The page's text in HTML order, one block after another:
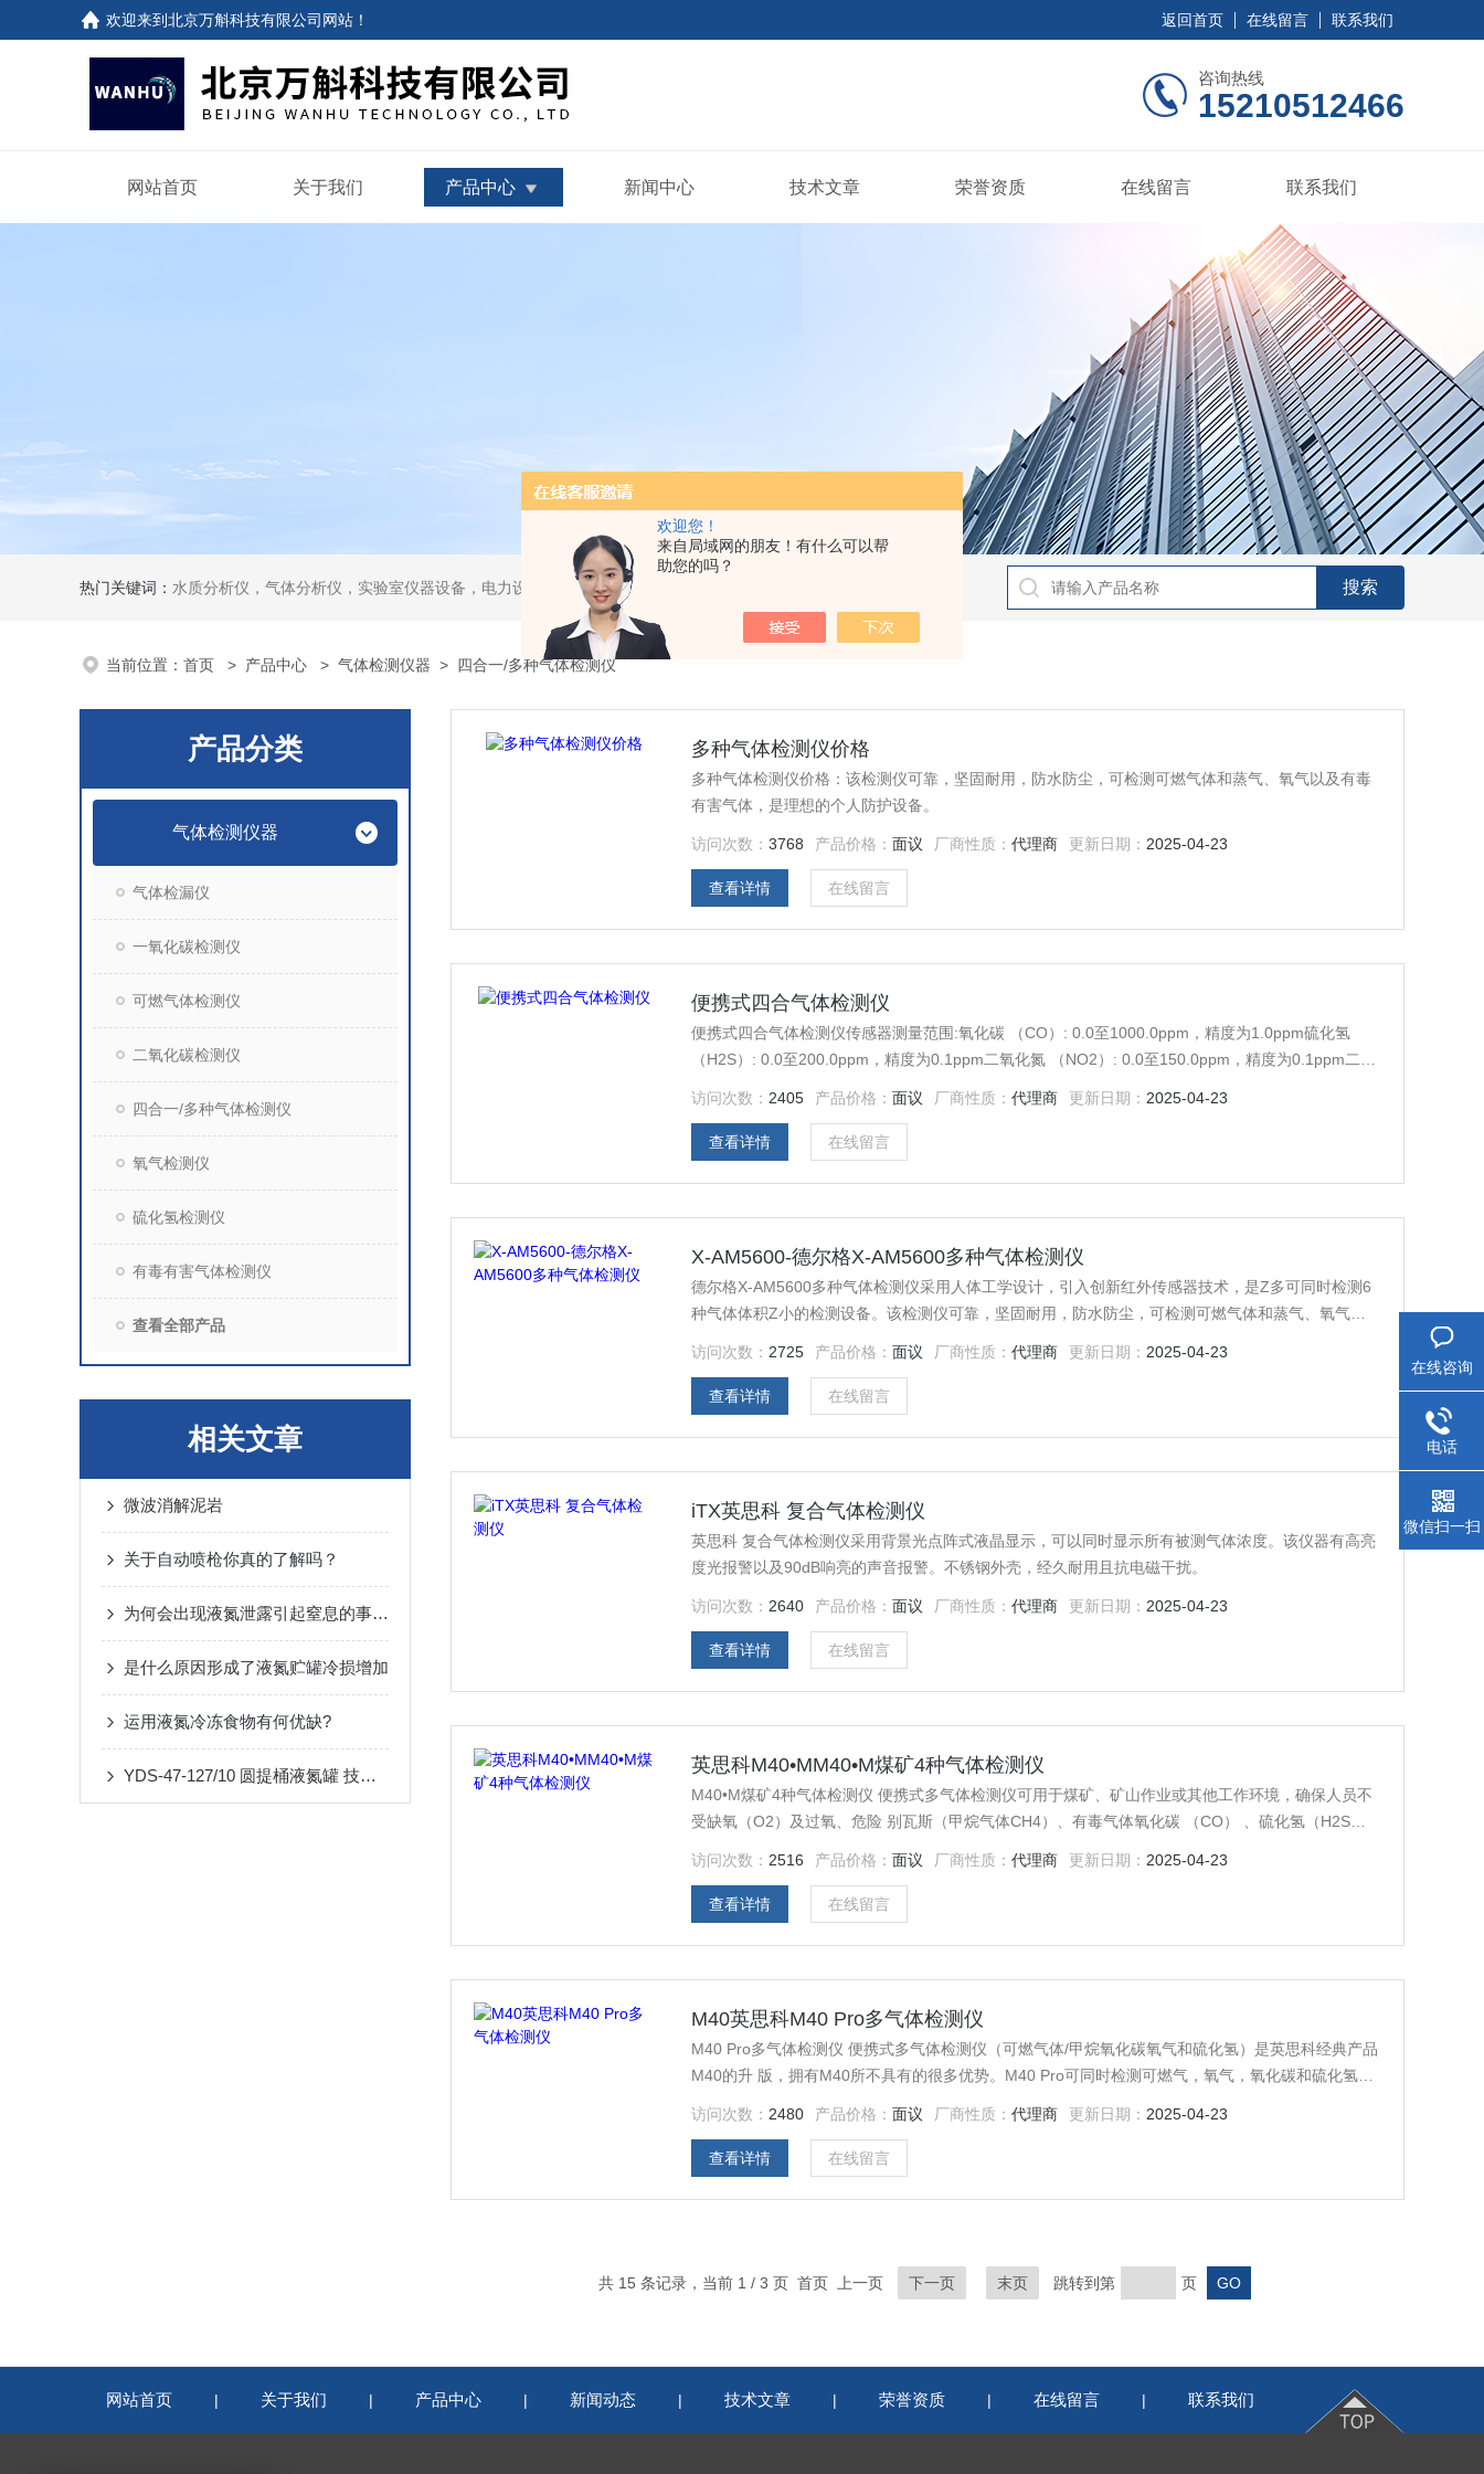
欢迎您！
来自局域网的朋友！有什么可以帮
助您的吗？
欢迎来到北京万斛科技有限公司网站 ！ 返回首页 在线留言 联系我们
咨询热线
15210512466
网站首页 关于我们 产品中心 新闻中心 技术文章 荣誉资质 在线留言 联系我们
热门关键词： 水质分析仪，气体分析仪，实验室仪器设备，电力设备、无损检测。
当前位置： 首页 > 产品中心 > 气体检测仪器 > 四合一/多种气体检测仪
产品分类
气体检测仪器
气体检漏仪
一氧化碳检测仪
可燃气体检测仪
二氧化碳检测仪
四合一/多种气体检测仪
氧气检测仪
硫化氢检测仪
有毒有害气体检测仪
查看全部产品
相关文章
微波消解泥岩
关于自动喷枪你真的了解吗？
为何会出现液氮泄露引起窒息的事件?
是什么原因形成了液氮贮罐冷损增加
运用液氮冷冻食物有何优缺?
YDS-47-127/10 圆提桶液氮罐 技术详解
多种气体检测仪价格
多种气体检测仪价格：该检测仪可靠，坚固耐用，防水防尘，可检测可燃气体和蒸气、氧气以及有毒
有害气体，是理想的个人防护设备。
访问次数：3768 产品价格：面议 厂商性质：代理商 更新日期： 2025-04-23
查看详情 在线留言
便携式四合气体检测仪
便携式四合气体检测仪传感器测量范围:氧化碳 （CO）: 0.0至1000.0ppm，精度为1.0ppm硫化氢
（H2S）: 0.0至200.0ppm，精度为0.1ppm二氧化氮 （NO2）: 0.0至150.0ppm，精度为0.1ppm二氧
访问次数： 2405 产品价格：面议 厂商性质：代理商 更新日期： 2025-04-23
查看详情 在线留言
X-AM5600-德尔格X-AM5600多种气体检测仪
德尔格X-AM5600多种气体检测仪采用人体工学设计，引入创新红外传感器技术，是Z多可同时检测6
种气体体积Z小的检测设备。该检测仪可靠，坚固耐用，防水防尘，可检测可燃气体和蒸气、氧气以
可保持Z佳性能
访问次数： 2725 产品价格：面议 厂商性质：代理商 更新日期： 2025-04-23
查看详情 在线留言
iTX英思科 复合气体检测仪
英思科 复合气体检测仪采用背景光点阵式液晶显示，可以同时显示所有被测气体浓度。该仪器有高亮
度光报警以及90dB响亮的声音报警。不锈钢外壳，经久耐用且抗电磁干扰。
访问次数： 2640 产品价格：面议 厂商性质：代理商 更新日期： 2025-04-23
查看详情 在线留言
英思科M40•MM40•M煤矿4种气体检测仪
M40•M煤矿4种气体检测仪 便携式多气体检测仪可用于煤矿、矿山作业或其他工作环境，确保人员不
受缺氧（O2）及过氧、危险 别瓦斯（甲烷气体CH4）、有毒气体氧化碳 （CO） 、硫化氢（H2S）
访问次数： 2516 产品价格：面议 厂商性质：代理商 更新日期： 2025-04-23
查看详情 在线留言
M40英思科M40 Pro多气体检测仪
M40 Pro多气体检测仪 便携式多气体检测仪（可燃气体/甲烷氧化碳氧气和硫化氢）是英思科经典产品
M40的升 版，拥有M40所不具有的很多优势。M40 Pro可同时检测可燃气，氧气，氧化碳和硫化氢。
访问次数： 2480 产品价格：面议 厂商性质：代理商 更新日期： 2025-04-23
查看详情 在线留言
共 15 条记录，当前 1 / 3 页 首页 上一页 下一页 末页 跳转到第 页
网站首页 | 关于我们 | 产品中心 | 新闻动态 | 技术文章 | 荣誉资质 | 在线留言 | 联系我们
在线咨询
电话
微信扫一扫